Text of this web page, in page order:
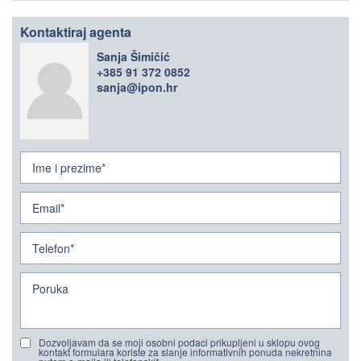
Kontaktiraj agenta
Sanja Šimičić
+385 91 372 0852
sanja@ipon.hr
Dozvoljavam da se moji osobni podaci prikupljeni u sklopu ovog
kontakt formulara koriste za slanje informativnih ponuda nekretnina